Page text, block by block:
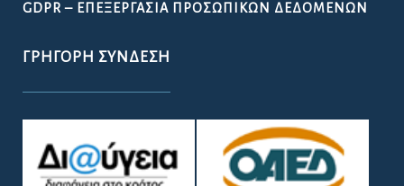
GDPR – ΕΠΕΞΕΡΓΑΣΙΑ ΠΡΟΣΩΠΙΚΩΝ ΔΕΔΟΜΕΝΩΝ
ΓΡΉΓΟΡΗ ΣΎΝΔΕΣΗ